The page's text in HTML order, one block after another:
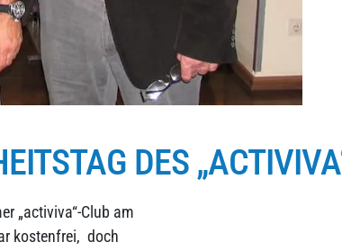
DES
„activiva“-Club am
kostenfrei, doch